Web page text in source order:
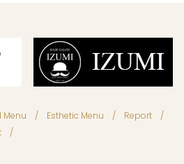
Menu Esthetic Menu
Report